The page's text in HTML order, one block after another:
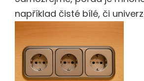
například čisté bílé, či